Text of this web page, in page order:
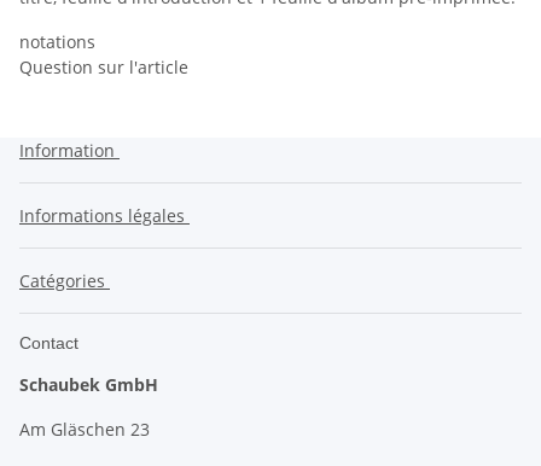
notations
Question sur l'article
Information
Informations légales
Catégories
Contact
Schaubek GmbH
Am Gläschen 23